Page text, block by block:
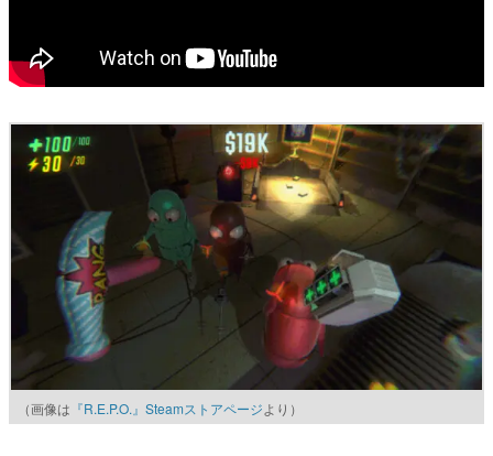
（画像は 『R.E.P.O.』Steamストアページより）